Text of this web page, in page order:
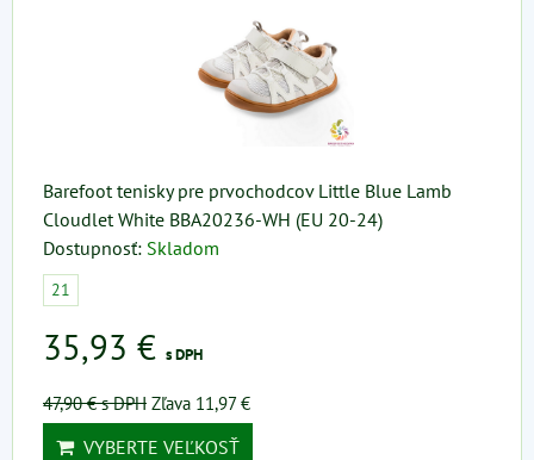
Barefoot tenisky pre prvochodcov Little Blue Lamb
Cloudlet White BBA20236-WH (EU 20-24)
Dostupnosť: Skladom
21
35,93 € s DPH
47,90 €s DPH Zľava 11,97 €
VYBERTE VEĽKOSŤ